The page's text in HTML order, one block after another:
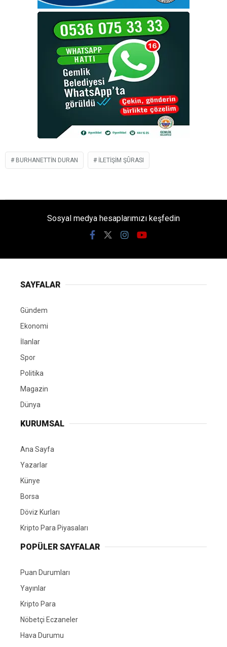
BURHANETTIN DURAN İLETIŞIM ŞÛRASI
Sosyal medya hesaplarımızı keşfedin
SAYFALAR
Gündem
Ekonomi
İlanlar
Spor
Politika
Magazin
Dünya
KURUMSAL
Ana Sayfa
Yazarlar
Künye
Borsa
Döviz Kurları
Kripto Para Piyasaları
POPÜLER SAYFALAR
Puan Durumları
Yayınlar
Kripto Para
Nöbetçi Eczaneler
Hava Durumu